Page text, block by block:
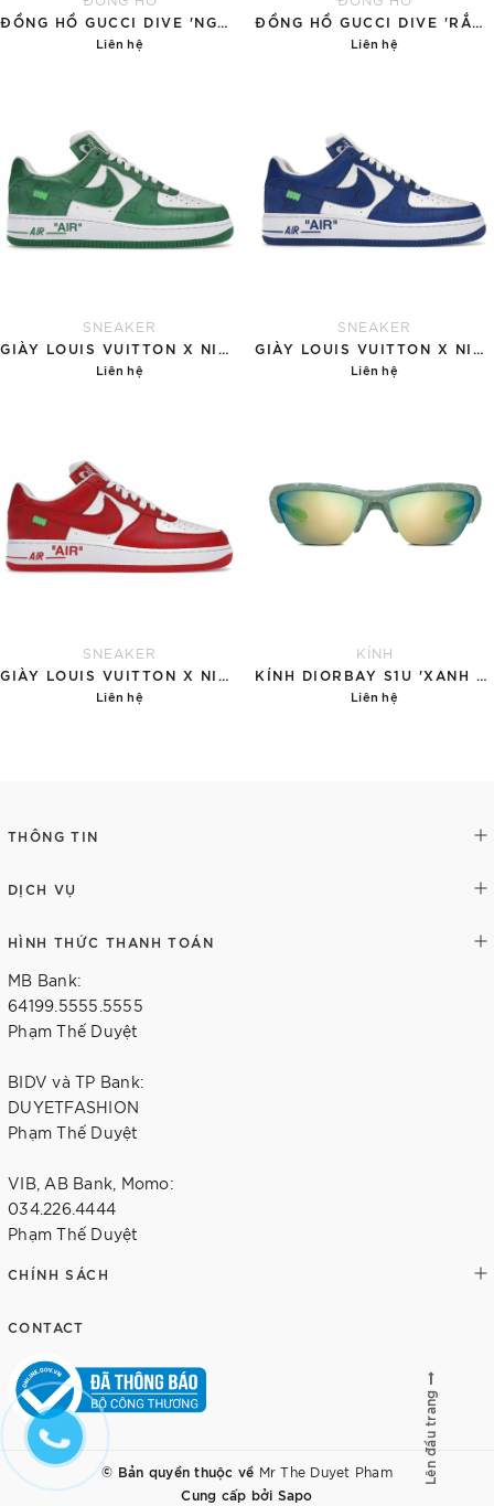
ĐỒNG HỒ GUCCI DIVE 'NGỌC BÍCH'
Liên hệ
ĐỒNG HỒ GUCCI DIVE 'RẮN VÀNG'
Liên hệ
SNEAKER
GIÀY LOUIS VUITTON X NIKE AIR FORCE 1 'GREEN'
Liên hệ
SNEAKER
GIÀY LOUIS VUITTON X NIKE AIR FORCE 1 'BLUE'
Liên hệ
SNEAKER
GIÀY LOUIS VUITTON X NIKE AIR FORCE 1 RED
Liên hệ
KÍNH
KÍNH DIORBAY S1U 'XANH NGỌC'
Liên hệ
THÔNG TIN
DỊCH VỤ
HÌNH THỨC THANH TOÁN
MB Bank:
64199.5555.5555
Phạm Thế Duyệt
BIDV và TP Bank:
DUYETFASHION
Phạm Thế Duyệt
VIB, AB Bank, Momo:
034.226.4444
Phạm Thế Duyệt
CHÍNH SÁCH
CONTACT
© Bản quyền thuộc về Mr The Duyet Pham
Cung cấp bởi Sapo
Lên đầu trang